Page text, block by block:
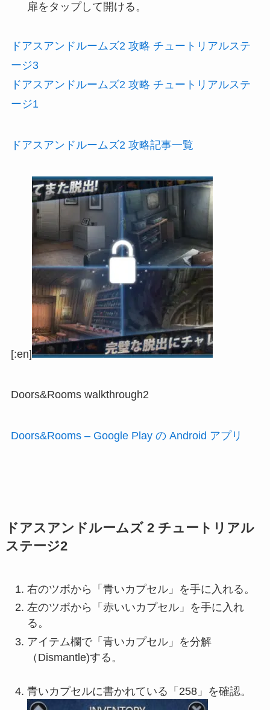
扉をタップして開ける。
ドアスアンドルームズ2 攻略 チュートリアルステ
ージ3
ドアスアンドルームズ2 攻略 チュートリアルステ
ージ1
ドアスアンドルームズ2 攻略記事一覧
[:en]
Doors&Rooms walkthrough2
Doors&Rooms – Google Play の Android アプリ
ドアスアンドルームズ 2 チュートリアル
ステージ2
右のツボから「青いカプセル」を手に入れる。
左のツボから「赤いいカプセル」を手に入れ
る。
アイテム欄で「青いカプセル」を分解
（Dismantle)する。
青いカプセルに書かれている「258」を確認。